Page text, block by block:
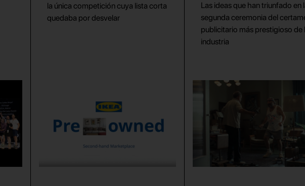
la única competición cuya lista corta
quedaba por desvelar
Las ideas que han triunfado en
segunda ceremonia del
publicitario más prestigioso de
industria